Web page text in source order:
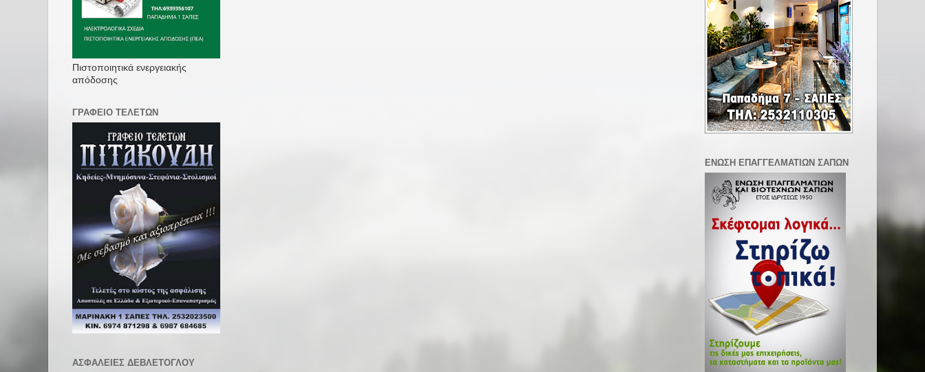
Πιστοποιητικά ενεργειακής
απόδοσης
ΓΡΑΦΕΙΟ ΤΕΛΕΤΩΝ
ΑΣΦΑΛΕΙΕΣ ΔΕΒΛΕΤΟΓΛΟΥ
ΕΝΩΣΗ ΕΠΑΓΓΕΛΜΑΤΙΩΝ ΣΑΠΩΝ